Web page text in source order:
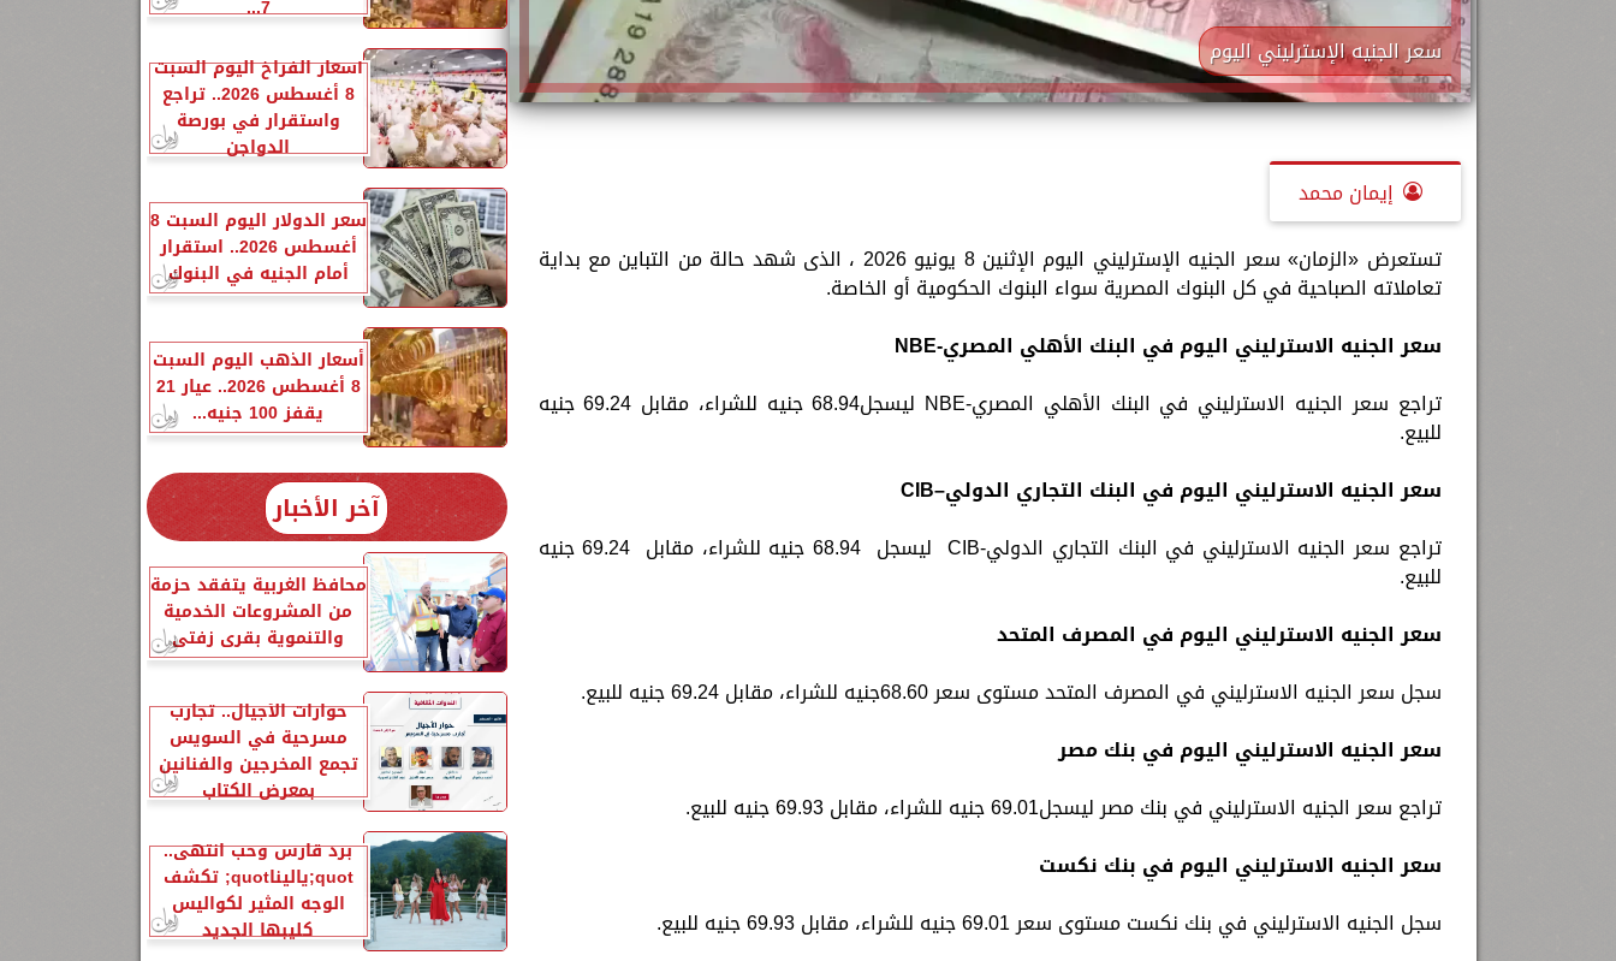
سعر الجنيه الإسترليني اليوم
إيمان محمد
تستعرض «الزمان» سعر الجنيه الإسترليني اليوم الإثنين 8 يونيو 2026 ، الذى شهد حالة من التباين مع بداية
تعاملاته الصباحية في كل البنوك المصرية سواء البنوك الحكومية أو الخاصة.
سعر الجنيه الاسترليني اليوم في البنك الأهلي المصري-NBE
تراجع سعر الجنيه الاسترليني في البنك الأهلي المصري-NBE ليسجل68.94 جنيه للشراء، مقابل 69.24 جنيه
للبيع.
سعر الجنيه الاسترليني اليوم في البنك التجاري الدولي–CIB
تراجع سعر الجنيه الاسترليني في البنك التجاري الدولي-CIB ليسجل 68.94 جنيه للشراء، مقابل 69.24 جنيه
للبيع.
سعر الجنيه الاسترليني اليوم في المصرف المتحد
سجل سعر الجنيه الاسترليني في المصرف المتحد مستوى سعر 68.60جنيه للشراء، مقابل 69.24 جنيه للبيع.
سعر الجنيه الاسترليني اليوم في بنك مصر
تراجع سعر الجنيه الاسترليني في بنك مصر ليسجل69.01 جنيه للشراء، مقابل 69.93 جنيه للبيع.
سعر الجنيه الاسترليني اليوم في بنك نكست
سجل الجنيه الاسترليني في بنك نكست مستوى سعر 69.01 جنيه للشراء، مقابل 69.93 جنيه للبيع.
7...
أسعار الفراخ اليوم السبت
8 أغسطس 2026.. تراجع
واستقرار في بورصة
الدواجن
سعر الدولار اليوم السبت 8
أغسطس 2026.. استقرار
أمام الجنيه في البنوك
أسعار الذهب اليوم السبت
8 أغسطس 2026.. عيار 21
يقفز 100 جنيه...
آخر الأخبار
محافظ الغربية يتفقد حزمة
من المشروعات الخدمية
والتنموية بقرى زفتى
حوارات الأجيال.. تجارب
مسرحية في السويس
تجمع المخرجين والفنانين
بمعرض الكتاب
برد قارس وحب انتهى..
quot;ياليناquot; تكشف
الوجه المثير لكواليس
كليبها الجديد